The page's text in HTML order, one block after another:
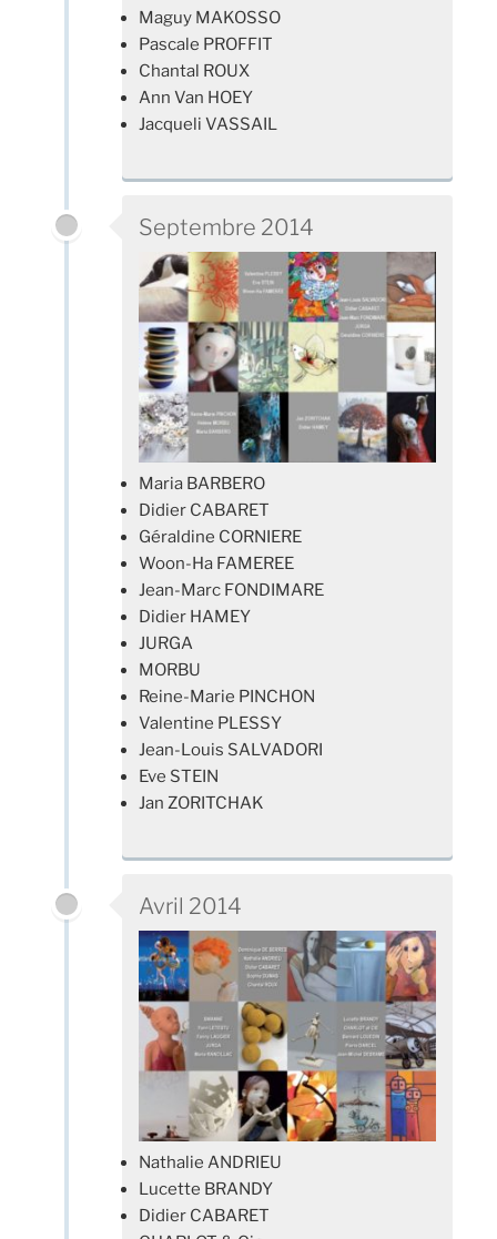
Maguy MAKOSSO
Pascale PROFFIT
Chantal ROUX
Ann Van HOEY
Jacqueli VASSAIL
Septembre 2014
Maria BARBERO
Didier CABARET
Géraldine CORNIERE
Woon-Ha FAMEREE
Jean-Marc FONDIMARE
Didier HAMEY
JURGA
MORBU
Reine-Marie PINCHON
Valentine PLESSY
Jean-Louis SALVADORI
Eve STEIN
Jan ZORITCHAK
Avril 2014
Nathalie ANDRIEU
Lucette BRANDY
Didier CABARET